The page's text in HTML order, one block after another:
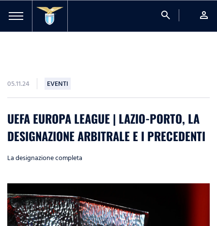
search person
05.11.24 EVENTI
UEFA EUROPA LEAGUE | LAZIO-PORTO, LA
DESIGNAZIONE ARBITRALE E I PRECEDENTI
La designazione completa